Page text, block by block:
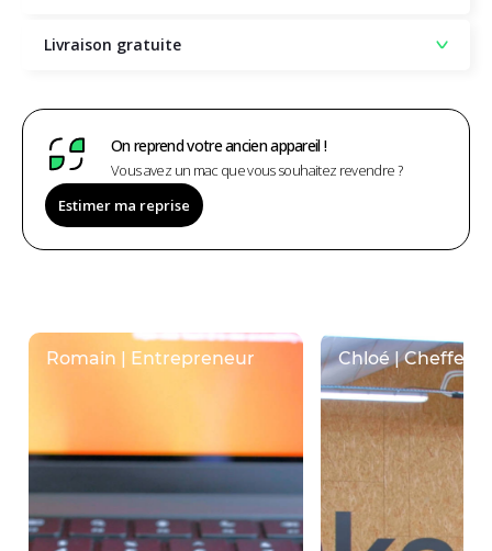
Livraison gratuite
On reprend votre ancien appareil !
Vous avez un mac que vous souhaitez revendre ?
Estimer ma reprise